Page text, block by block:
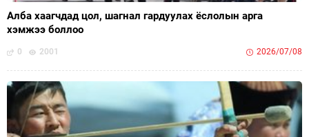
Алба хаагчдад цол, шагнал гардуулах ёслолын арга
хэмжээ боллоо
0 2001 2026/07/08